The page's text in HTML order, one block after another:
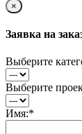
×
Заявка на
Выберите
Выберите
Имя:*